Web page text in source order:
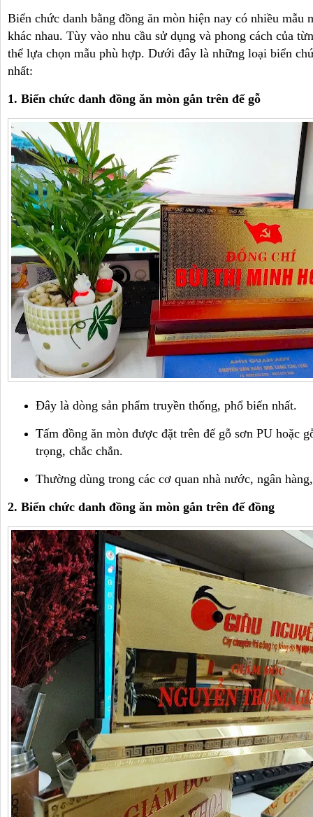
Biển chức danh bằng đồng ăn mòn hiện nay có nhiều mẫu
khác nhau. Tùy vào nhu cầu sử dụng và phong cách của
thể lựa chọn mẫu phù hợp. Dưới đây là những loại biển
nhất:
1. Biển chức danh đồng ăn mòn gắn trên đế gỗ
Đây là dòng sản phẩm truyền thống, phổ biến nhất.
Tấm đồng ăn mòn được đặt trên đế gỗ sơn PU hoặc
trọng, chắc chắn.
Thường dùng trong các cơ quan nhà nước, ngân
2. Biển chức danh đồng ăn mòn gắn trên đế đồng